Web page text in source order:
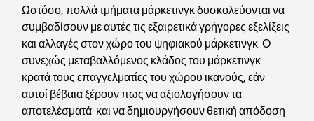
Ωστόσο, πολλά τμήματα μάρκετινγκ δυσκολεύονται να
συμβαδίσουν με αυτές τις εξαιρετικά γρήγορες εξελίξεις
και αλλαγές στον χώρο του ψηφιακού μάρκετινγκ. Ο
συνεχώς μεταβαλλόμενος κλάδος του μάρκετινγκ
κρατά τους επαγγελματίες του χώρου ικανούς, εάν
αυτοί βέβαια ξέρουν πως να αξιολογήσουν τα
αποτελέσματά  και να δημιουργήσουν θετική απόδοση